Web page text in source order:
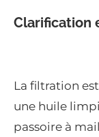
Clarification
La filtration
une huile
passoire à